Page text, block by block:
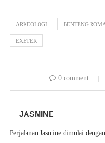
ARKEOLOGI BENTENG
EXETER
0 comment
JASMINE
Perjalanan Jasmine dimulai